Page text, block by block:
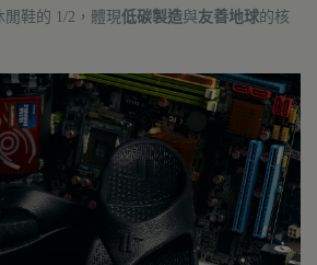
鞋的 1/2，體現低碳製造與友善地球的核